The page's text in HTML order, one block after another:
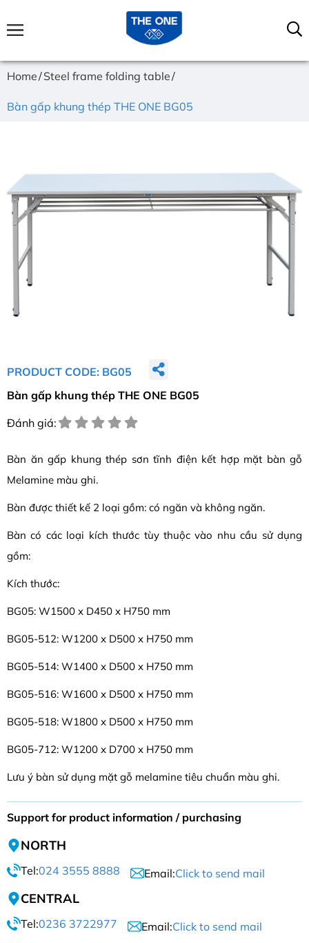
Home Steel frame folding table
Bàn gấp khung thép THE ONE BG05
PRODUCT CODE: BG05
Bàn gấp khung thép THE ONE BG05
Đánh giá:
Bàn ăn gấp khung thép sơn tĩnh điện kết hợp mặt bàn gỗ
Melamine màu ghi.
Bàn được thiết kế 2 loại gồm: có ngăn và không ngăn.
Bàn có các loại kích thước tùy thuộc vào nhu cầu sử dụng
gồm:
Kích thước:
BG05: W1500 x D450 x H750 mm
BG05-512: W1200 x D500 x H750 mm
BG05-514: W1400 x D500 x H750 mm
BG05-516: W1600 x D500 x H750 mm
BG05-518: W1800 x D500 x H750 mm
BG05-712: W1200 x D700 x H750 mm
Lưu ý bàn sử dụng mặt gỗ melamine tiêu chuẩn màu ghi.
Support for product information / purchasing
NORTH
Tel:024 3555 8888 Email:Click to send mail
CENTRAL
Tel:0236 3722977 Email:Click to send mail